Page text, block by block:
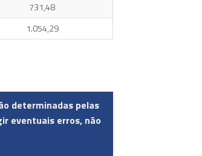
731,48
1.054,29
determinadas pelas
eventuais erros, não